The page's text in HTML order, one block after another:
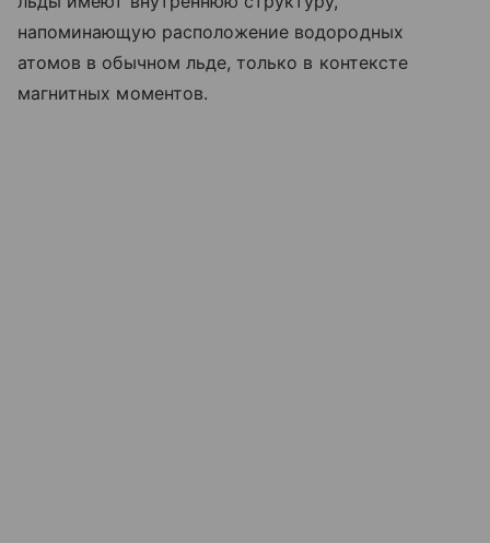
напоминающую расположение водородных
атомов в обычном льде, только в контексте
магнитных моментов.